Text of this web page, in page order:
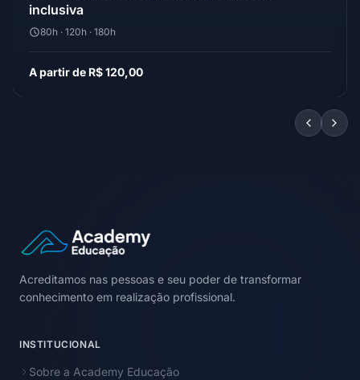
inclusiva
80h · 120h · 180h
A partir de R$ 120,00
Acreditamos nas pessoas e seu poder de transformar
conhecimento em realização profissional.
INSTITUCIONAL
Sobre a Academy Educação